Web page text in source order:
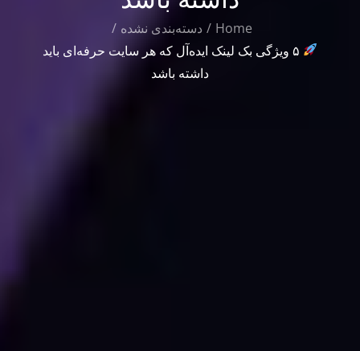
Home
دسته‌بندی نشده
۵ ویژگی بک لینک ایده‌آل که هر سایت حرفه‌ای باید
داشته باشد